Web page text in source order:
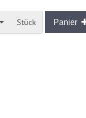
Stück Panier